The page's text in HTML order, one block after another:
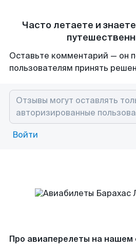
Часто летаете и
Оставьте комментарий — он
пользователям принять
Войти
Про авиаперелеты на нашем